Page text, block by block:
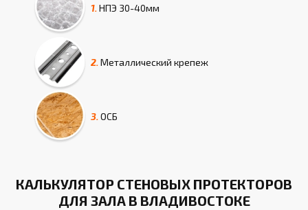
1.НПЭ 30-40мм
2.Металлический крепеж
3.ОСБ
КАЛЬКУЛЯТОР СТЕНОВЫХ ПРОТЕКТОРОВ
ДЛЯ ЗАЛА В ВЛАДИВОСТОКЕ